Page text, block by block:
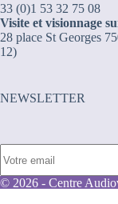
33 (0)1 53 32 75 08
Visite et visionnage
28 place St Georges
12)
NEWSLETTER
© 2026 - Centre